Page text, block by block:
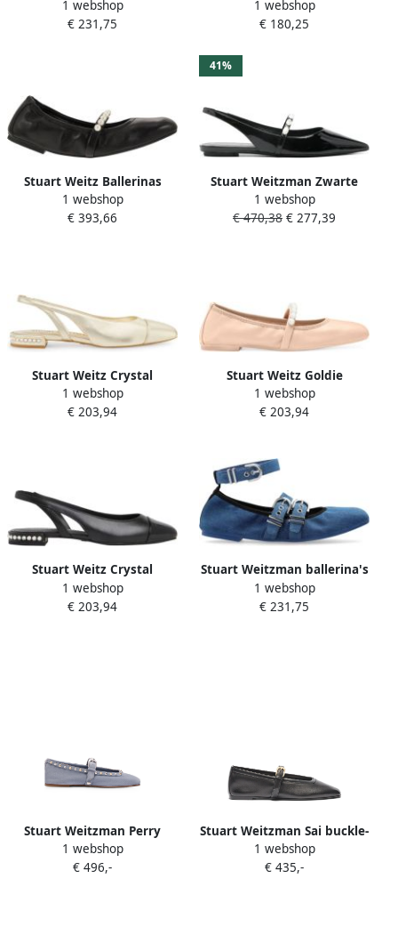
Slingback Schoenen Brown
Dames
1 webshop
€ 231,75
1 webshop
€ 180,25
Stuart Weitz Ballerinas
1 webshop
€ 393,66
41%
Stuart Weitzman Zwarte
Slingback Parel Detail Platte
Schoenen Black Dames
1 webshop
€ 470,38 € 277,39
Stuart Weitz Crystal
Slingback Ballerina
1 webshop
€ 203,94
Stuart Weitz Goldie
Ballerina
1 webshop
€ 203,94
Stuart Weitz Crystal
Slingback Ballerina
1 webshop
€ 203,94
Stuart Weitzman ballerina's
Blauw Dames
1 webshop
€ 231,75
Stuart Weitzman Perry
stud-embellished ballet
flats Blauw
1 webshop
€ 496,-
Stuart Weitzman Sai buckle-
detail ballet flats Zwart
1 webshop
€ 435,-